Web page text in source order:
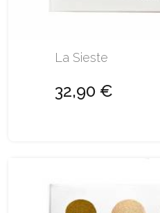
La Sieste
32,90 €